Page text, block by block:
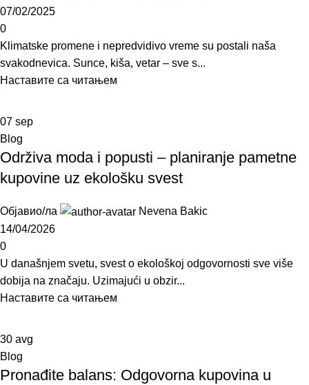
07/02/2025
0
Klimatske promene i nepredvidivo vreme su postali naša
svakodnevica. Sunce, kiša, vetar – sve s...
Наставите са читањем
07 sep
Blog
Održiva moda i popusti – planiranje pametne
kupovine uz ekološku svest
Објавио/ла
Nevena Bakic
14/04/2026
0
U današnjem svetu, svest o ekološkoj odgovornosti sve više
dobija na značaju. Uzimajući u obzir...
Наставите са читањем
30 avg
Blog
Pronađite balans: Odgovorna kupovina u